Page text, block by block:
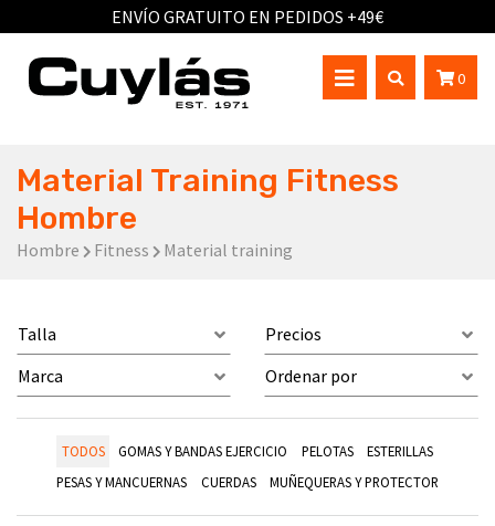
ENVÍO GRATUITO EN PEDIDOS +49€
0
Material Training Fitness
Hombre
Hombre Fitness Material training
Talla
Precios
Marca
Ordenar por
TODOS GOMAS Y BANDAS EJERCICIO PELOTAS
ESTERILLAS
PESAS Y MANCUERNAS
CUERDAS MUÑEQUERAS Y PROTECTOR